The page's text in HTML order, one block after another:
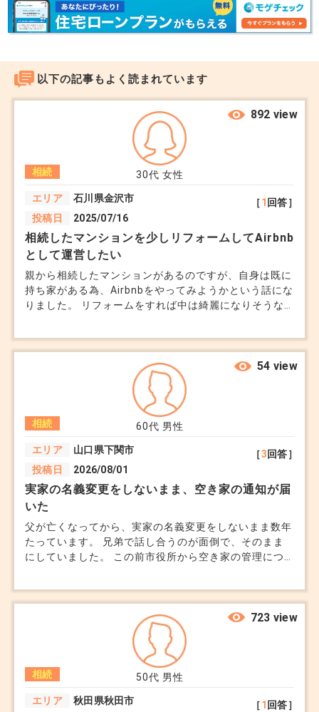
認します。
・固定資産税納税通知書：税額や評価額を確認しま
・身分証明書：売却手続きに必要です。
・建物図面や間取り図：ある場合は用意しておきま
（査定と相場確認）
不動産会社に依頼して査定を受け、売却価格の目安
を把握します。
複数社に査定を依頼すると、価格やサービスの違い
が分かりやすくなります。
3. 税金や費用の確認
相続した不動産を売却する際には、税金の負担が発
生する場合があります。
・売却益（売却価格 - 取得費 - 諸経費）に対して課
・特例の適用：「相続財産を売却した場合の3,000
万円特別控除」などを活用できる場合があります。
適用条件について税理士に相談しましょう。
（固定資産税や維持費）
売却するまでの間も、固定資産税や管理費などの維
持費が発生します。早めの売却でコストを抑えるこ
・仲介での売却：相場価格で売却できますが、時間
がかかる場合があります。
・買取での売却：不動産会社が直接買い取るため、
ので、壁紙等取り換えた方がいいでしょう。ホテル
でも禁煙室が人気ですが、ずっと住む住宅ならなお
ンである30代の喫煙率は低いので、タバコのにお
いは厳禁です。
壁紙を変えたら、スイッチ、コンセントのプレート
部分は簡単に交換できかつ安価ですから交換してく
ださい。きれいな壁紙が台無しになります。
また、カーテンは安くてよいので、レースだけでも
つけてください。外部の光が柔らかくなるので、印
象がガラリと変わります。
電灯類についても安価でいいので、新しいライトに
変えてください。古い汚れたライトはそれだけで古
臭さを感じますし、取り外すと部屋が暗くなり印象
が悪くなります。明るいLEDのシーリングに替える
だけなら1基4000円前後です。
残置物の中で、ダイニングテーブル、ソファなどま
だ見栄えがするものがあれば、捨てずに家の飾りと
して使ってください。何もないがらんどうの部屋で
は、購入者にとって購入後の生活を想起しにくく、
壁と床と窓の印象しか残りません。テーブル等があ
ると、生活感がちょっと出るので、購入後の生活を
勝手に想起してくれます。
が、スーモに載せるぐらいしか知恵の無い業者も多
いので、不動産会社はどうやって高く売るかを聞い
てから選んでください。
以下の記事もよく読まれています
30代 女性
相続
エリア
石川県金沢市
投稿日
2025/07/16
［1 回答］
892 view
相続したマンションを少しリフォームしてAirbnb
として運営したい
親から相続したマンションがあるのですが、自身は既に
持ち家がある為、Airbnbをやってみようかという話にな
りました。 リフォームをすれば中は綺麗になりそうな
60代 男性
相続
エリア
山口県下関市
投稿日
2026/08/01
［3回答］
54 view
実家の名義変更をしないまま、空き家の通知が届
いた
父が亡くなってから、実家の名義変更をしないまま数年
たっています。 兄弟で話し合うのが面倒で、そのまま
にしていました。 この前市役所から空き家の管理につ
るかどうかも決めていません。 兄弟に連絡しても、地
元にいる私が見てくれと言われます。 でも固定資産税
も草刈りも、私だけが負担するのは納得できません。
相続登記をしていない空き家でも、管理責任は相続人全
員にあるのでしょうか。 通知が来た以上、先に名義変
更をしないと売却もできませんか。
50代 男性
相続
エリア
秋田県秋田市
［1 回答］
723 view